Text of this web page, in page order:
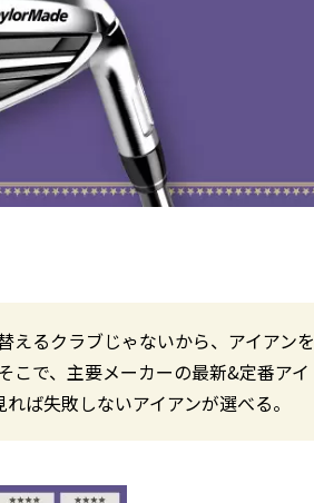
えるクラブじゃないから、アイアンを
こで、主要メーカーの最新&定番アイ
ば失敗しないアイアンが選べる。